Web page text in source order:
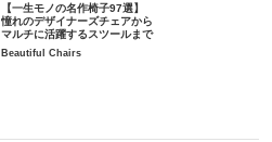
【一生モノの名作椅子97選】
憧れのデザイナーズチェアから
マルチに活躍するスツールまで
Beautiful Chairs